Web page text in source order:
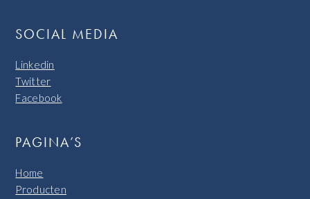
SOCIAL MEDIA
Linkedin
Twitter
Facebook
PAGINA’S
Home
Producten